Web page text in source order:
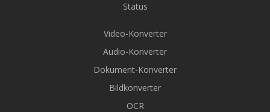
Status
Video-Konverter
Audio-Konverter
Dokument-Konverter
Bildkonverter
OCR